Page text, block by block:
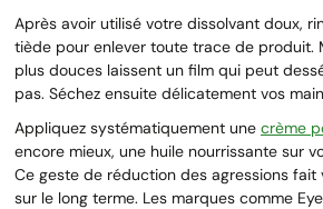
Après avoir utilisé votre dissolvant doux,
tiède pour enlever toute trace de produit.
plus douces laissent un film qui peut
pas. Séchez ensuite délicatement vos
Appliquez systématiquement une crème
encore mieux, une huile nourrissante sur
Ce geste de réduction des agressions
sur le long terme. Les marques comme